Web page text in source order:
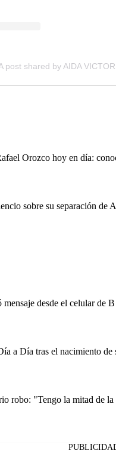
post shared by AIDA
Orozco hoy en día:
sobre su separación de
desde el celular de
a Día tras el nacimiento de
robo: "Tengo la mitad de la